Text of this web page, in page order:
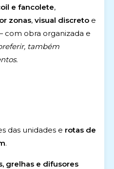
e fancolete,
zonas, visual discreto e
com obra organizada e
também
das unidades e rotas de
.
grelhas e difusores